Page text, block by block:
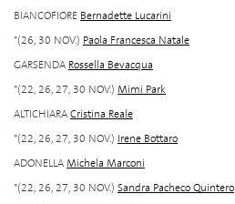
BIANCOFIORE Bernadette Lucarini
*(26, 30 NOV.) Paola Francesca Natale
GARSENDA Rossella Bevacqua
*(22, 26, 27, 30 NOV.) Mimi Park
ALTICHIARACristina Reale
*(22, 26, 27, 30 NOV.) Irene Bottaro
ADONELLAMichela Marconi
*(22, 26, 27, 30 NOV.) Sandra Pacheco Quintero